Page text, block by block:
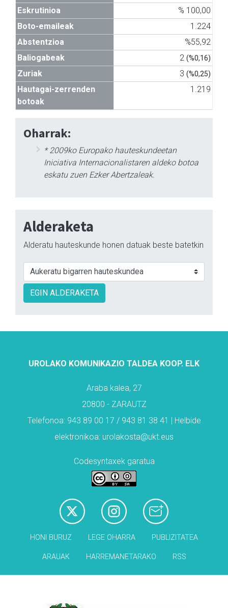
Eskrutinioa
% 100,00
Boto-emaileak
1.224
Abstentzioa
%55,92
Baliogabeak
2 (%0,16)
Zuriak 3 (%0,25)
Hautagai-zerrenden
botoak
1.219
Oharrak:
* 2009ko Europako hauteskundeetan
Iniciativa Internacionalistaren aldeko botoa
eskatu zuen Ezker Abertzaleak.
Alderaketa
Alderatu hauteskunde honen datuak beste batetkin
EGIN ALDERAKETA
UROLAKO KOMUNIKAZIO TALDEA KOOP. ELK
Araba kalea, 27
20800 - ZARAUTZ
Telefonoa: 943 89 00 17 / 943 81 38 41 | Helbide
elektronikoa: urolakosta@ukt.eus
Codesyntaxek garatua
HONI BURUZ LEGE OHARRA PUBLIZITATEA
ARAUAK HARREMANETARAKO RSS